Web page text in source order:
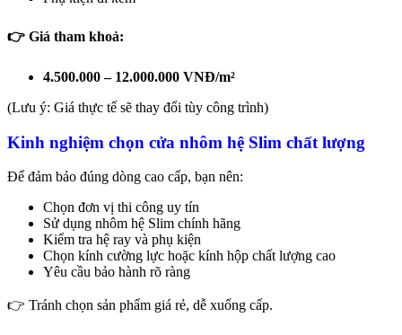
👉 Giá tham khoả:
4.500.000 – 12.000.000 VNĐ/m²
(Lưu ý: Giá thực tế sẽ thay đổi tùy công trình)
Kinh nghiệm chọn cửa nhôm hệ Slim chất lượng
Để đảm bảo đúng dòng cao cấp, bạn nên:
Chọn đơn vị thi công uy tín
Sử dụng nhôm hệ Slim chính hãng
Kiểm tra hệ ray và phụ kiện
Chọn kính cường lực hoặc kính hộp chất lượng cao
Yêu cầu bảo hành rõ ràng
👉 Tránh chọn sản phẩm giá rẻ, dễ xuống cấp.